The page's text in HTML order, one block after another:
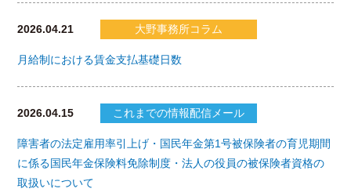
2026.04.21 大野事務所コラム
月給制における賃金支払基礎日数
2026.04.15 これまでの情報配信メール
障害者の法定雇用率引上げ・国民年金第1号被保険者の育児期間
に係る国民年金保険料免除制度・法人の役員の被保険者資格の
取扱いについて